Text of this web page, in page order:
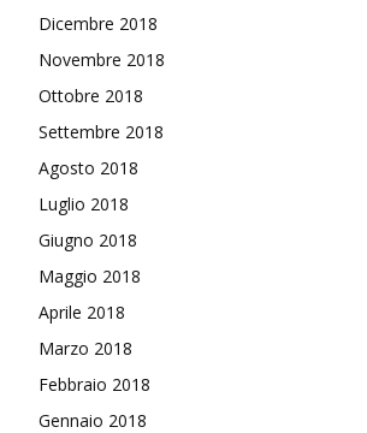
Dicembre 2018
Novembre 2018
Ottobre 2018
Settembre 2018
Agosto 2018
Luglio 2018
Giugno 2018
Maggio 2018
Aprile 2018
Marzo 2018
Febbraio 2018
Gennaio 2018